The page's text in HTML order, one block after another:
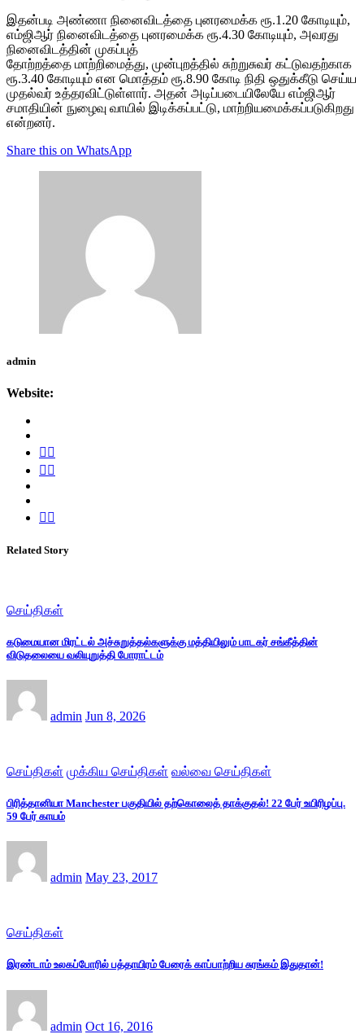
இதன்படி அண்ணா நினைவிடத்தை புனரமைக்க ரூ.1.20 கோடியும்,
எம்ஜிஆர் நினைவிடத்தை புனரமைக்க ரூ.4.30 கோடியும், அவரது
நினைவிடத்தின் முகப்புத்
தோற்றத்தை மாற்றிமைத்து, முன்புறத்தில் சுற்றுசுவர் கட்டுவதற்காக
ரூ.3.40 கோடியும் என மொத்தம் ரூ.8.90 கோடி நிதி ஒதுக்கீடு செய்ய
முதல்வர் உத்தரவிட்டுள்ளார். அதன் அடிப்படையிலேயே எம்ஜிஆர்
சமாதியின் நுழைவு வாயில் இடிக்கப்பட்டு, மாற்றியமைக்கப்படுகிறது
என்றனர்.
Share this on WhatsApp
admin
Website:
Related Story
செய்திகள்
கடுமையான மிரட்டல் அச்சுறுத்தல்களுக்கு மத்தியிலும் பாடகர் சங்கீத்தின்
விடுதலையை வலியுறுத்தி போராட்டம்
admin Jun 8, 2026
செய்திகள் முக்கிய செய்திகள் வல்வை செய்திகள்
பிரித்தானியா Manchester பகுதியில் தற்கொலைத் தாக்குதல்! 22 பேர் உயிரிழப்பு.
59 பேர் காயம்
admin May 23, 2017
செய்திகள்
இரண்டாம் உலகப்போரில் பத்தாயிரம் பேரைக் காப்பாற்றிய சுரங்கம் இதுதான்!
admin Oct 16, 2016